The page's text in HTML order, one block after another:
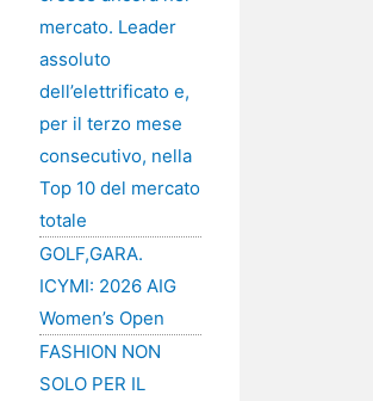
mercato. Leader
assoluto
dell’elettrificato e,
per il terzo mese
consecutivo, nella
Top 10 del mercato
totale
GOLF,GARA.
ICYMI: 2026 AIG
Women’s Open
FASHION NON
SOLO PER IL